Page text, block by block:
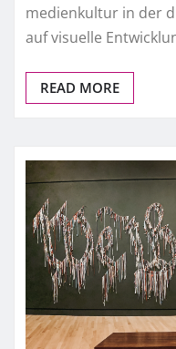
medienkultur in der
auf visuelle
READ MORE